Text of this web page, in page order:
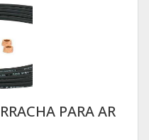
PARA AR